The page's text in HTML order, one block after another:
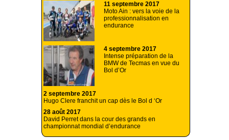
11 septembre 2017
Moto Ain : vers la voie de la
professionnalisation en
endurance
4 septembre 2017
Intense préparation de la
BMW de Tecmas en vue du
Bol d’Or
2 septembre 2017
Hugo Clere franchit un cap dès le Bol d ‘Or
28 août 2017
David Perret dans la cour des grands en
championnat mondial d’endurance